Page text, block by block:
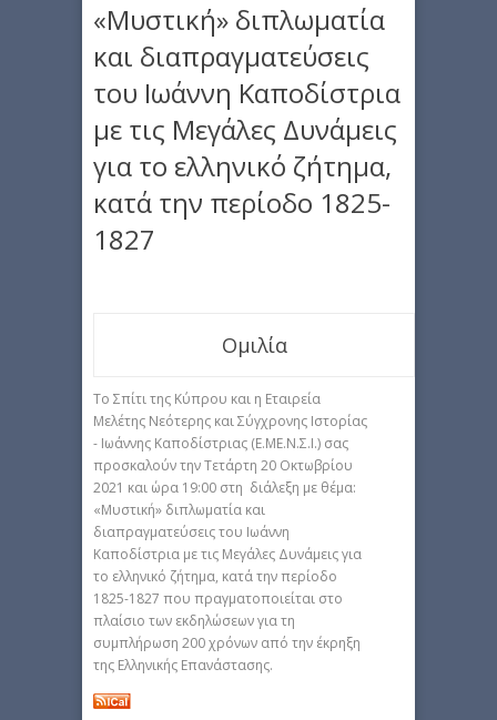
«Μυστική» διπλωματία
και διαπραγματεύσεις
του Ιωάννη Καποδίστρια
με τις Μεγάλες Δυνάμεις
για τo ελληνικό ζήτημα,
κατά την περίοδο 1825-
1827
Ομιλία
Το Σπίτι της Κύπρου και η Εταιρεία
Μελέτης Νεότερης και Σύγχρονης Ιστορίας
- Ιωάννης Καποδίστριας (Ε.ΜΕ.Ν.Σ.Ι.) σας
προσκαλούν την Τετάρτη 20 Οκτωβρίου
2021 και ώρα 19:00 στη διάλεξη με θέμα:
«Μυστική» διπλωματία και
διαπραγματεύσεις του Ιωάννη
Καποδίστρια με τις Μεγάλες Δυνάμεις για
τo ελληνικό ζήτημα, κατά την περίοδο
1825-1827 που πραγματοποιείται στο
πλαίσιο των εκδηλώσεων για τη
συμπλήρωση 200 χρόνων από την έκρηξη
της Ελληνικής Επανάστασης.